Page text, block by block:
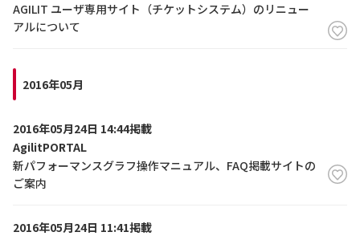
AGILIT ユーザ専用サイト（チケットシステム）のリニュー
アルについて
2016年05月
2016年05月24日 14:44掲載
AgilitPORTAL
新パフォーマンスグラフ操作マニュアル、FAQ掲載サイトの
ご案内
2016年05月24日 11:41掲載